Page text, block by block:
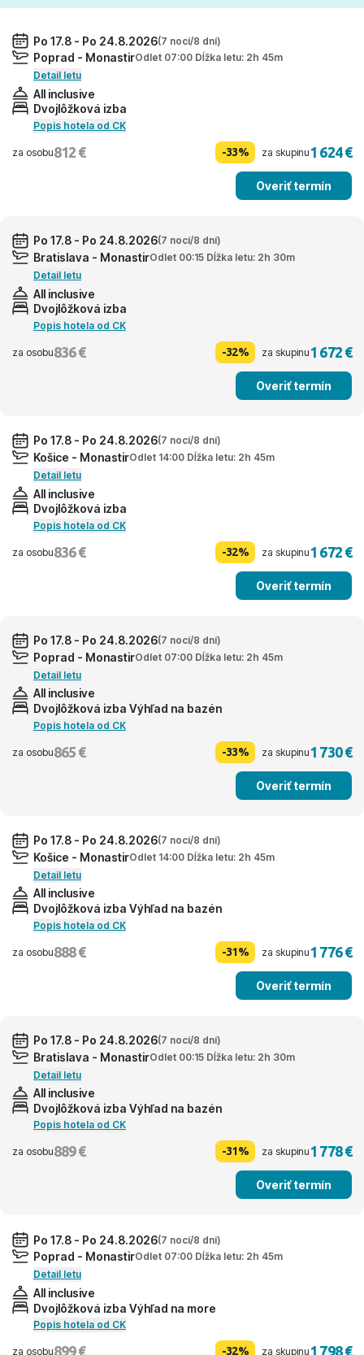
Po 17.8 - Po 24.8.2026(7 nocí/8 dní)
Poprad - MonastirOdlet 07:00 Dĺžka letu: 2h 45m
Detail letu
All inclusive
Dvojlôžková izba
Popis hotela od CK
za osobu812 € -33% za skupinu1 624 €
Overiť termín
Po 17.8 - Po 24.8.2026(7 nocí/8 dní)
Bratislava - MonastirOdlet 00:15 Dĺžka letu: 2h 30m
Detail letu
All inclusive
Dvojlôžková izba
Popis hotela od CK
za osobu836 € -32% za skupinu1 672 €
Overiť termín
Po 17.8 - Po 24.8.2026(7 nocí/8 dní)
Košice - MonastirOdlet 14:00 Dĺžka letu: 2h 45m
Detail letu
All inclusive
Dvojlôžková izba
Popis hotela od CK
za osobu836 € -32% za skupinu1 672 €
Overiť termín
Po 17.8 - Po 24.8.2026(7 nocí/8 dní)
Poprad - MonastirOdlet 07:00 Dĺžka letu: 2h 45m
Detail letu
All inclusive
Dvojlôžková izba Výhľad na bazén
Popis hotela od CK
za osobu865 € -33% za skupinu1 730 €
Overiť termín
Po 17.8 - Po 24.8.2026(7 nocí/8 dní)
Košice - MonastirOdlet 14:00 Dĺžka letu: 2h 45m
Detail letu
All inclusive
Dvojlôžková izba Výhľad na bazén
Popis hotela od CK
za osobu888 € -31% za skupinu1 776 €
Overiť termín
Po 17.8 - Po 24.8.2026(7 nocí/8 dní)
Bratislava - MonastirOdlet 00:15 Dĺžka letu: 2h 30m
Detail letu
All inclusive
Dvojlôžková izba Výhľad na bazén
Popis hotela od CK
za osobu889 € -31% za skupinu1 778 €
Overiť termín
Po 17.8 - Po 24.8.2026(7 nocí/8 dní)
Poprad - MonastirOdlet 07:00 Dĺžka letu: 2h 45m
Detail letu
All inclusive
Dvojlôžková izba Výhľad na more
Popis hotela od CK
za osobu899 € -32% za skupinu1 798 €